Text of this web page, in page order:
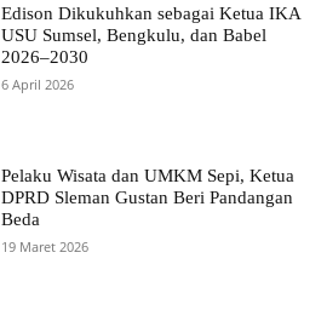
Edison Dikukuhkan sebagai Ketua IKA
USU Sumsel, Bengkulu, dan Babel
2026–2030
6 April 2026
Pelaku Wisata dan UMKM Sepi, Ketua
DPRD Sleman Gustan Beri Pandangan
Beda
19 Maret 2026